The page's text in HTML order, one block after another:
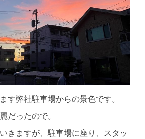
す弊社駐車場からの景色です。
だったので。
きますが、駐車場に座り、スタッ